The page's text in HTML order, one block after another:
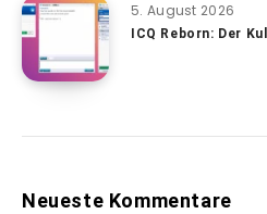
5. August 2026
ICQ Reborn: Der
Neueste Kommentare